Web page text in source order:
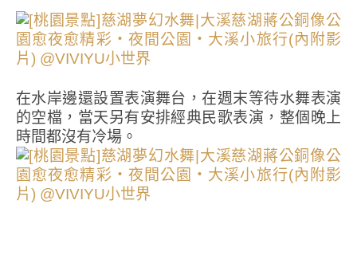
在水岸邊還設置表演舞台，在週末等待水舞表演
的空檔，當天另有安排經典民歌表演，整個晚上
時間都沒有冷場。